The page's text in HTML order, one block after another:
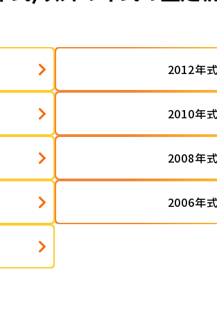
2012年式
2010年式
2008年式
2006年式